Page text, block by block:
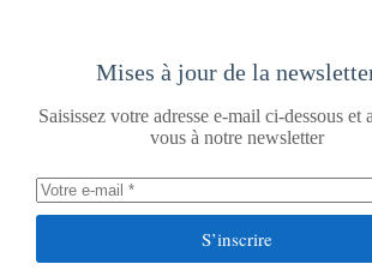
Mises à jour de la
Saisissez votre adresse e-mail ci-dessous et
vous à notre newsletter
S’inscrire